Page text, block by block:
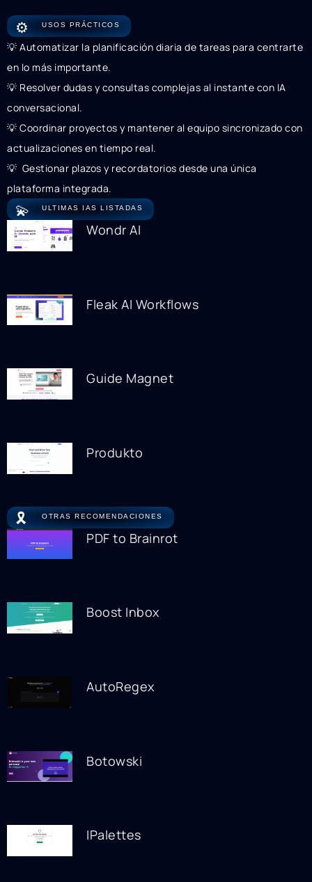
⚙️ USOS PRÁCTICOS
💡 Automatizar la planificación diaria de tareas para centrarte
en lo más importante.
💡 Resolver dudas y consultas complejas al instante con IA
conversacional.
💡 Coordinar proyectos y mantener al equipo sincronizado con
actualizaciones en tiempo real.
💡 ️ Gestionar plazos y recordatorios desde una única
plataforma integrada.
💫 ULTIMAS IAS LISTADAS
Wondr AI
Fleak AI Workflows
Guide Magnet
Produkto
🎗️ OTRAS RECOMENDACIONES
PDF to Brainrot
Boost Inbox
AutoRegex
Botowski
IPalettes